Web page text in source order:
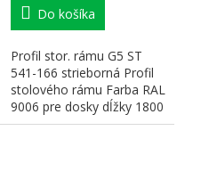
Do košíka
Profil stor. rámu G5 ST
541-166 strieborná Profil
stolového rámu Farba RAL
9006 pre dosky dĺžky 1800
mm Rozmery:...